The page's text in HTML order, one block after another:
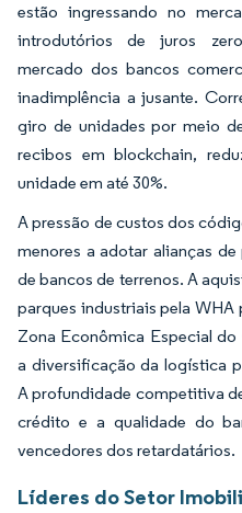
estão ingressando no
introdutórios de juros
mercado dos bancos
inadimplência a jusante.
giro de unidades por meio
recibos em blockchain,
unidade em até 30%.
A pressão de custos dos
menores a adotar alianças
de bancos de terrenos. A
parques industriais pela WHA
Zona Econômica Especial
a diversificação da logística
A profundidade competitiva
crédito e a qualidade do
vencedores dos retardatários.
Líderes do Setor